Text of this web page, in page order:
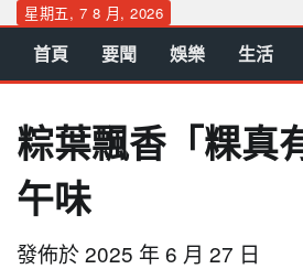
Skip
content
星期五, 7 8 月, 2026
首頁 要聞 娛樂 生活
粽葉飄香「粿真
午味
發佈於2025 年 6 月 27 日